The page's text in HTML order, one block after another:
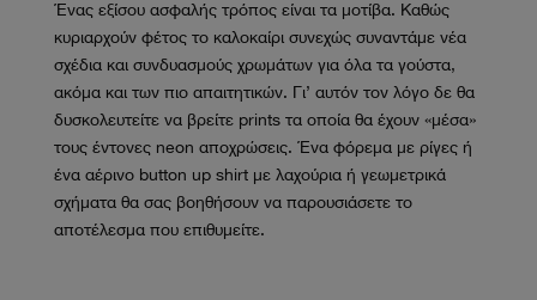
Ένας εξίσου ασφαλής τρόπος είναι τα μοτίβα. Καθώς
κυριαρχούν φέτος το καλοκαίρι συνεχώς συναντάμε νέα
σχέδια και συνδυασμούς χρωμάτων για όλα τα γούστα,
ακόμα και των πιο απαιτητικών. Γι’ αυτόν τον λόγο δε θα
δυσκολευτείτε να βρείτε prints τα οποία θα έχουν «μέσα»
τους έντονες neon αποχρώσεις. Ένα φόρεμα με ρίγες ή
ένα αέρινο button up shirt με λαχούρια ή γεωμετρικά
σχήματα θα σας βοηθήσουν να παρουσιάσετε το
αποτέλεσμα που επιθυμείτε.